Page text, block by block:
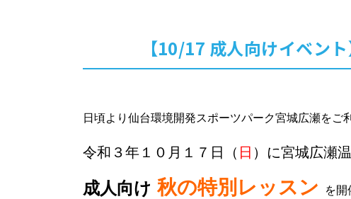
【10/17 成人向けイベン
日頃より仙台環境開発スポーツパーク宮城広瀬をご
令和３年１０月１７日（ 日 ）に宮城広瀬
成人向け 秋の特別レッスン を開